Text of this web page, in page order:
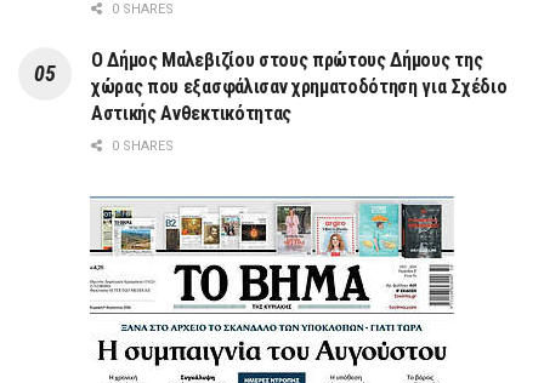
0 SHARES
Ο Δήμος Μαλεβιζίου στους πρώτους Δήμους της
χώρας που εξασφάλισαν χρηματοδότηση για Σχέδιο
Αστικής Ανθεκτικότητας
0 SHARES